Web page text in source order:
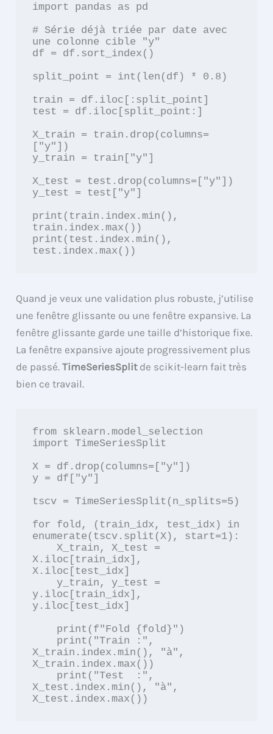
import pandas as pd
# Série déjà triée par date avec
une colonne cible "y"
df = df.sort_index()
split_point = int(len(df) * 0.8)
train = df.iloc[:split_point]
test = df.iloc[split_point:]
X_train = train.drop(columns=
["y"])
y_train = train["y"]
X_test = test.drop(columns=["y"])
y_test = test["y"]
print(train.index.min(),
train.index.max())
print(test.index.min(),
test.index.max())
Quand je veux une validation plus robuste, j’utilise
une fenêtre glissante ou une fenêtre expansive. La
fenêtre glissante garde une taille d’historique fixe.
La fenêtre expansive ajoute progressivement plus
de passé.TimeSeriesSplitde scikit-learn fait très
bien ce travail.
from sklearn.model_selection
import TimeSeriesSplit
X = df.drop(columns=["y"])
y = df["y"]
tscv = TimeSeriesSplit(n_splits=5)
for fold, (train_idx, test_idx) in
enumerate(tscv.split(X), start=1):
    X_train, X_test =
X.iloc[train_idx],
X.iloc[test_idx]
    y_train, y_test =
y.iloc[train_idx],
y.iloc[test_idx]
X_train.index.min(), "à",
X_train.index.max())
X_test.index.min(), "à",
X_test.index.max())